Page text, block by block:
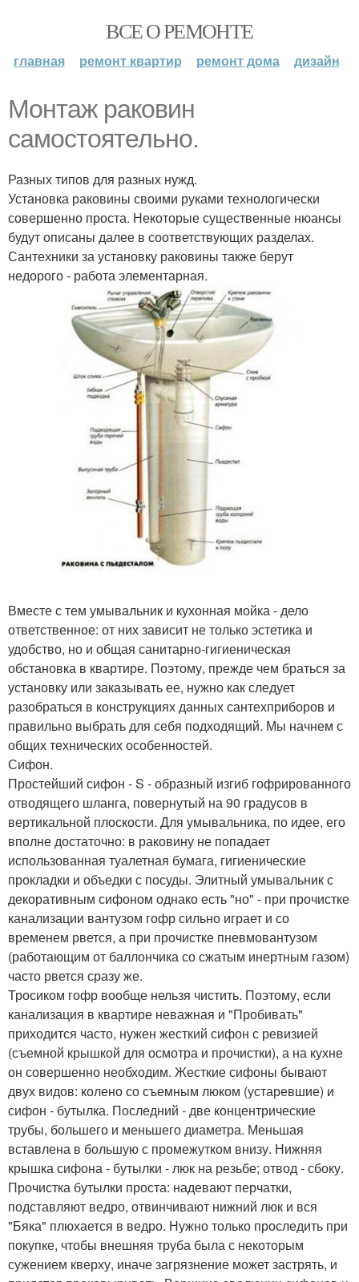
ВСЕ О РЕМОНТЕ
главная ремонт квартир ремонт дома дизайн
Монтаж раковин
самостоятельно.
Разных типов для разных нужд.
Установка раковины своими руками технологически
совершенно проста. Некоторые существенные нюансы
будут описаны далее в соответствующих разделах.
Сантехники за установку раковины также берут
недорого - работа элементарная.
Вместе с тем умывальник и кухонная мойка - дело
ответственное: от них зависит не только эстетика и
удобство, но и общая санитарно-гигиеническая
обстановка в квартире. Поэтому, прежде чем браться за
установку или заказывать ее, нужно как следует
разобраться в конструкциях данных сантехприборов и
правильно выбрать для себя подходящий. Мы начнем с
общих технических особенностей.
Сифон.
Простейший сифон - S - образный изгиб гофрированного
отводящего шланга, повернутый на 90 градусов в
вертикальной плоскости. Для умывальника, по идее, его
вполне достаточно: в раковину не попадает
использованная туалетная бумага, гигиенические
прокладки и объедки с посуды. Элитный умывальник с
декоративным сифоном однако есть "но" - при прочистке
канализации вантузом гофр сильно играет и со
временем рвется, а при прочистке пневмовантузом
(работающим от баллончика со сжатым инертным газом)
часто рвется сразу же.
Тросиком гофр вообще нельзя чистить. Поэтому, если
канализация в квартире неважная и "Пробивать"
приходится часто, нужен жесткий сифон с ревизией
(съемной крышкой для осмотра и прочистки), а на кухне
он совершенно необходим. Жесткие сифоны бывают
двух видов: колено со съемным люком (устаревшие) и
сифон - бутылка. Последний - две концентрические
трубы, большего и меньшего диаметра. Меньшая
вставлена в большую с промежутком внизу. Нижняя
крышка сифона - бутылки - люк на резьбе; отвод - сбоку.
Прочистка бутылки проста: надевают перчатки,
подставляют ведро, отвинчивают нижний люк и вся
"Бяка" плюхается в ведро. Нужно только проследить при
покупке, чтобы внешняя труба была с некоторым
сужением кверху, иначе загрязнение может застрять, и